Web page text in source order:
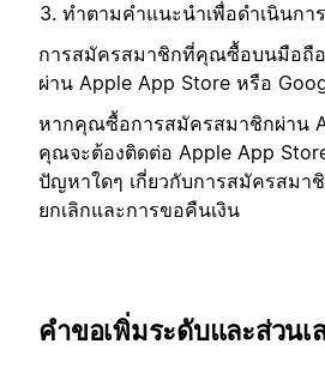
ทำตามคำแนะนำเพื่อดำเนินกา
การสมัครสมาชิกที่คุณซื้อบนมือถือ
ผ่าน Apple App Store หรือ
หากคุณซื้อการสมัครสมาชิกผ่าน
คุณจะต้องติดต่อ Apple App
ปัญหาใดๆ เกี่ยวกับการสมัครสมา
ยกเลิกและการขอคืนเงิน
คำขอเพิ่มระดับและส่วนเ